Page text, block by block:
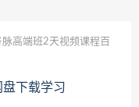
脉高端班2天视频课程百
下载学习